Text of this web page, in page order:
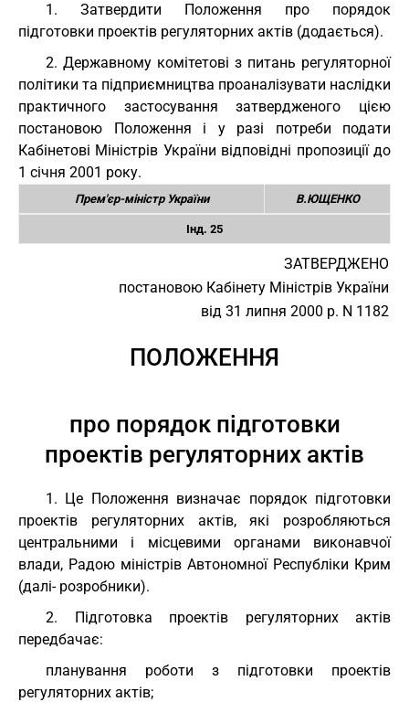
1. Затвердити Положення про порядок
підготовки проектів регуляторних актів (додається).
2. Державному комітетові з питань регуляторної
політики та підприємництва проаналізувати наслідки
практичного застосування затвердженого цією
постановою Положення і у разі потреби подати
Кабінетові Міністрів України відповідні пропозиції до
1 січня 2001 року.
Прем'єр-міністр України В.ЮЩЕНКО
Інд. 25
ЗАТВЕРДЖЕНО
постановою Кабінету Міністрів України
від 31 липня 2000 р. N 1182
ПОЛОЖЕННЯ
про порядок підготовки
проектів регуляторних актів
1. Це Положення визначає порядок підготовки
проектів регуляторних актів, які розробляються
центральними і місцевими органами виконавчої
влади, Радою міністрів Автономної Республіки Крим
(далі- розробники).
2. Підготовка проектів регуляторних актів
передбачає:
планування роботи з підготовки проектів
регуляторних актів;